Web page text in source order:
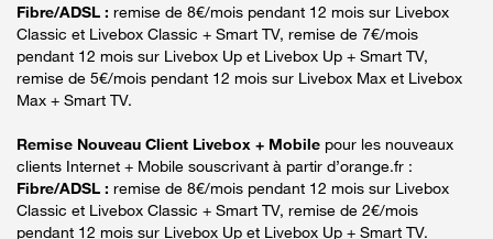
Fibre/ADSL : remise de 8€/mois pendant 12 mois sur Livebox
Classic et Livebox Classic + Smart TV, remise de 7€/mois
pendant 12 mois sur Livebox Up et Livebox Up + Smart TV,
remise de 5€/mois pendant 12 mois sur Livebox Max et Livebox
Max + Smart TV.
Remise Nouveau Client Livebox + Mobile pour les nouveaux
clients Internet + Mobile souscrivant à partir d’orange.fr :
Fibre/ADSL : remise de 8€/mois pendant 12 mois sur Livebox
Classic et Livebox Classic + Smart TV, remise de 2€/mois
pendant 12 mois sur Livebox Up et Livebox Up + Smart TV.